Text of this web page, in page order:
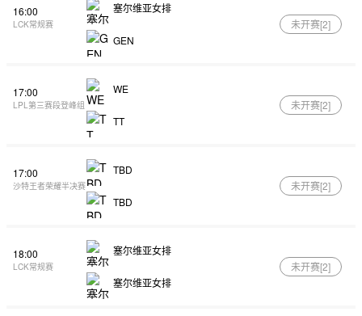
16:00
LCK常规赛
塞尔维亚女排
GEN
未开赛[2]
17:00
LPL第三赛段登峰组
WE
TT
未开赛[2]
17:00
沙特王者荣耀半决赛
TBD
TBD
未开赛[2]
18:00
LCK常规赛
塞尔维亚女排
塞尔维亚女排
未开赛[2]